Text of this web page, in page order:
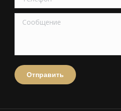
Сообщение
Отправить